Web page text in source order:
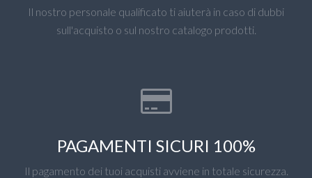
Il nostro personale qualificato ti aiuterà in caso di dubbi
sull'acquisto o sul nostro catalogo prodotti.
PAGAMENTI SICURI 100%
Il pagamento dei tuoi acquisti avviene in totale sicurezza.